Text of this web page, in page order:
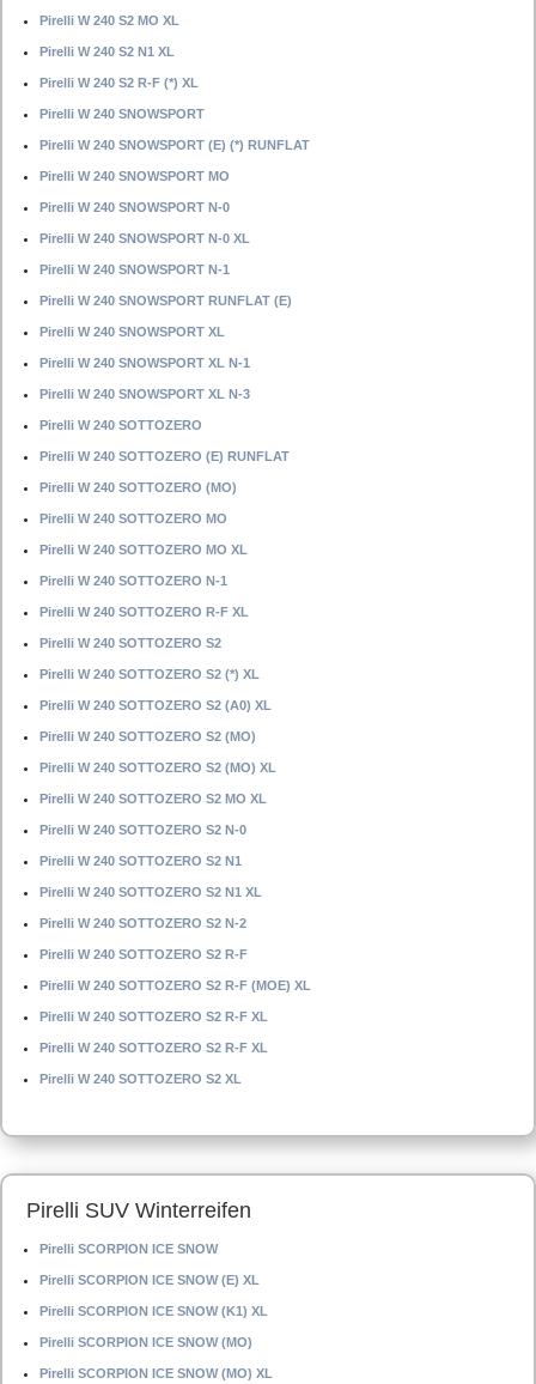
Pirelli W 240 S2 MO XL
Pirelli W 240 S2 N1 XL
Pirelli W 240 S2 R-F (*) XL
Pirelli W 240 SNOWSPORT
Pirelli W 240 SNOWSPORT (E) (*) RUNFLAT
Pirelli W 240 SNOWSPORT MO
Pirelli W 240 SNOWSPORT N-0
Pirelli W 240 SNOWSPORT N-0 XL
Pirelli W 240 SNOWSPORT N-1
Pirelli W 240 SNOWSPORT RUNFLAT (E)
Pirelli W 240 SNOWSPORT XL
Pirelli W 240 SNOWSPORT XL N-1
Pirelli W 240 SNOWSPORT XL N-3
Pirelli W 240 SOTTOZERO
Pirelli W 240 SOTTOZERO (E) RUNFLAT
Pirelli W 240 SOTTOZERO (MO)
Pirelli W 240 SOTTOZERO MO
Pirelli W 240 SOTTOZERO MO XL
Pirelli W 240 SOTTOZERO N-1
Pirelli W 240 SOTTOZERO R-F XL
Pirelli W 240 SOTTOZERO S2
Pirelli W 240 SOTTOZERO S2 (*) XL
Pirelli W 240 SOTTOZERO S2 (A0) XL
Pirelli W 240 SOTTOZERO S2 (MO)
Pirelli W 240 SOTTOZERO S2 (MO) XL
Pirelli W 240 SOTTOZERO S2 MO XL
Pirelli W 240 SOTTOZERO S2 N-0
Pirelli W 240 SOTTOZERO S2 N1
Pirelli W 240 SOTTOZERO S2 N1 XL
Pirelli W 240 SOTTOZERO S2 N-2
Pirelli W 240 SOTTOZERO S2 R-F
Pirelli W 240 SOTTOZERO S2 R-F (MOE) XL
Pirelli W 240 SOTTOZERO S2 R-F XL
Pirelli W 240 SOTTOZERO S2 R-F XL
Pirelli W 240 SOTTOZERO S2 XL
Pirelli SUV Winterreifen
Pirelli SCORPION ICE SNOW
Pirelli SCORPION ICE SNOW (E) XL
Pirelli SCORPION ICE SNOW (K1) XL
Pirelli SCORPION ICE SNOW (MO)
Pirelli SCORPION ICE SNOW (MO) XL